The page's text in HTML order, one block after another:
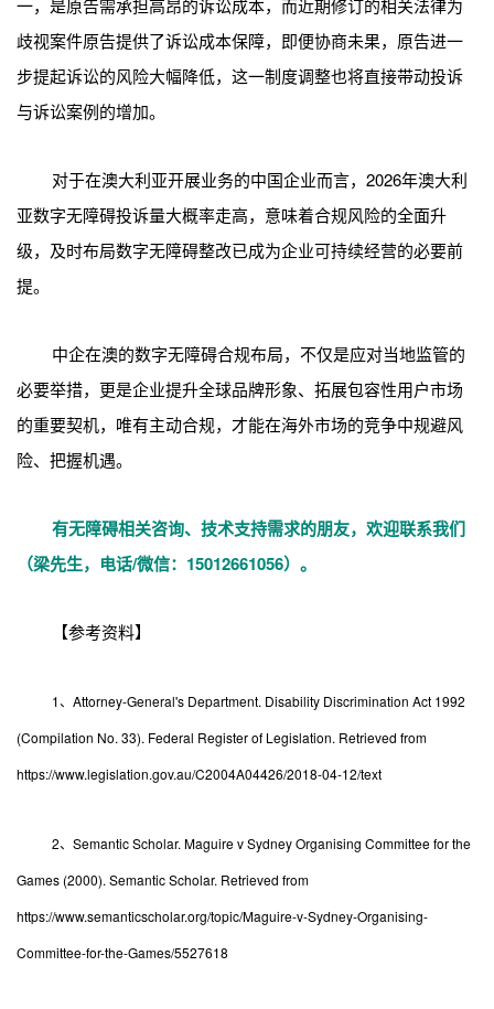
一，是原告需承担高昂的诉讼成本，而近期修订的相关法律为
歧视案件原告提供了诉讼成本保障，即便协商未果，原告进一
步提起诉讼的风险大幅降低，这一制度调整也将直接带动投诉
与诉讼案例的增加。
对于在澳大利亚开展业务的中国企业而言，2026年澳大利
亚数字无障碍投诉量大概率走高，意味着合规风险的全面升
级，及时布局数字无障碍整改已成为企业可持续经营的必要前
提。
中企在澳的数字无障碍合规布局，不仅是应对当地监管的
必要举措，更是企业提升全球品牌形象、拓展包容性用户市场
的重要契机，唯有主动合规，才能在海外市场的竞争中规避风
险、把握机遇。
有无障碍相关咨询、技术支持需求的朋友，欢迎联系我们
（梁先生，电话/微信：15012661056）。
【参考资料】
1、Attorney-General's Department. Disability Discrimination Act 1992
(Compilation No. 33). Federal Register of Legislation. Retrieved from
https://www.legislation.gov.au/C2004A04426/2018-04-12/text
2、Semantic Scholar. Maguire v Sydney Organising Committee for the
Games (2000). Semantic Scholar. Retrieved from
https://www.semanticscholar.org/topic/Maguire-v-Sydney-Organising-
Committee-for-the-Games/5527618